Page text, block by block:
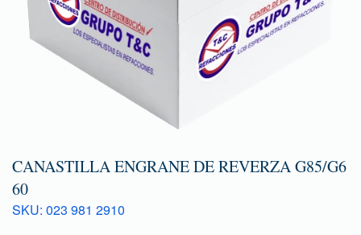
CANASTILLA ENGRANE DE REVERZA G85/G6
60
SKU: 023 981 2910